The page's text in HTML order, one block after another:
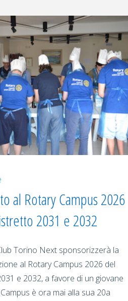
al Rotary Campus 2026
2031 e 2032
Torino Next sponsorizzerà la
al Rotary Campus 2026 del
e 2032, a favore di un giovane
è ora mai alla sua 20a